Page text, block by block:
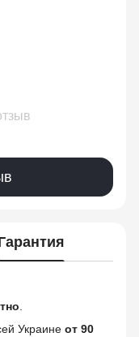
Украине от 90